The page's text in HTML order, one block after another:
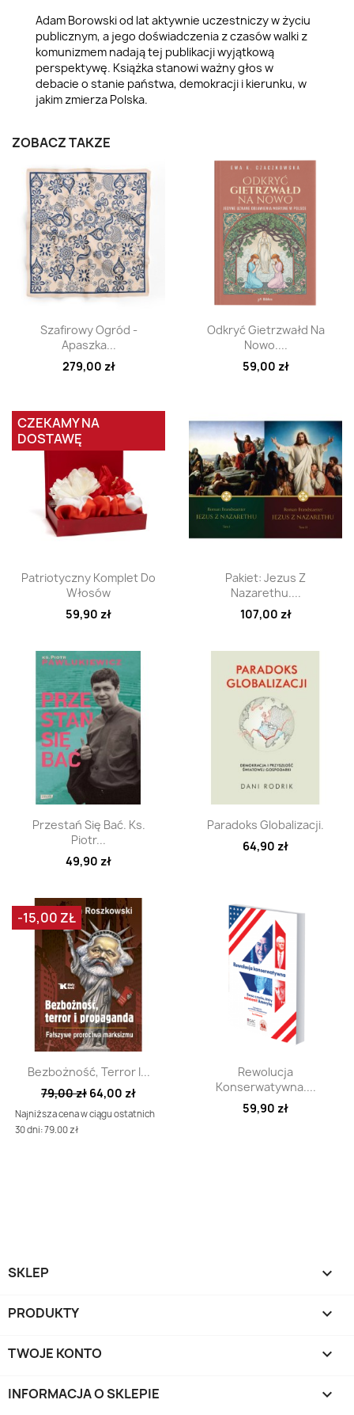
Adam Borowski od lat aktywnie uczestniczy w życiu
publicznym, a jego doświadczenia z czasów walki z
komunizmem nadają tej publikacji wyjątkową
perspektywę. Książka stanowi ważny głos w
debacie o stanie państwa, demokracji i kierunku, w
jakim zmierza Polska.
ZOBACZ TAKŻE
Szybki podgląd
Szafirowy Ogród -
Apaszka...
279,00 zł
Szybki podgląd
Odkryć Gietrzwałd Na
Nowo....
59,00 zł
Szybki podgląd
Patriotyczny Komplet Do
Włosów
59,90 zł
CZEKAMY NA
DOSTAWĘ
Szybki podgląd
Pakiet: Jezus Z
Nazarethu....
107,00 zł
Szybki podgląd
Przestań Się Bać. Ks.
Piotr...
49,90 zł
Szybki podgląd
Paradoks Globalizacji.
64,90 zł
Szybki podgląd
Bezbożność, Terror I...
79,00 zł 64,00 zł
Najniższa cena w ciągu ostatnich
30 dni: 79.00 zł
-15,00 ZŁ
Szybki podgląd
Rewolucja
Konserwatywna....
59,90 zł
SKLEP 
PRODUKTY 
TWOJE KONTO 
INFORMACJA O SKLEPIE keyboard_arrow_down